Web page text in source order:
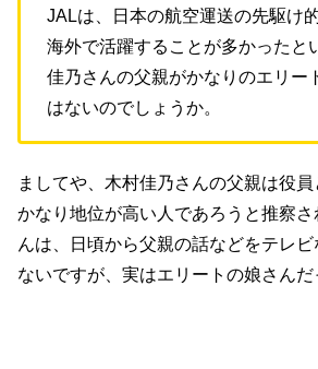
JALは、日本の航空運送の先駆け
海外で活躍することが多かったと
佳乃さんの父親がかなりのエリー
はないのでしょうか。
ましてや、木村佳乃さんの父親は役員
かなり地位が高い人であろうと推察
んは、日頃から父親の話などをテレ
ないですが、実はエリートの娘さんだ